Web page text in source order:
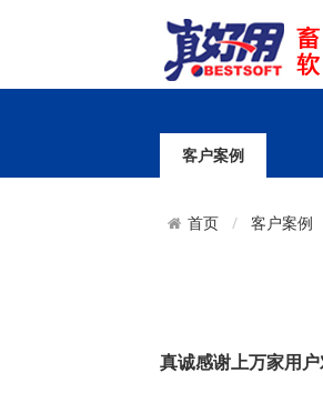
客户案例
首页 客户案例
真诚感谢上万家用